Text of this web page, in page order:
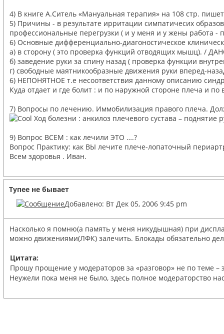
4) В книге А.Ситель «Мануальная терапия» на 108 стр.
5) Причины - в результате ирритации симпатичесих
профессиональные перегрузки ( и у меня и у жены работа
6) Основные дифференциально-диагоностическое
а) в сторону ( это проверка функций отводящих мышц). /
б) заведение руки за спину назад ( проверка функции
г) свободные маятникообразные движения руки вперед-
6) НЕПОНЯТНОЕ т.е несоответствия данному описанию
Куда отдает и где болит : и по наружной стороне плеча и
7) Вопросы по лечению. Иммобилизация правого плеча.
Ход болезни : анкилоз плечевого сустава –
9) Вопрос ВСЕМ : как лечили ЭТО ….?
Вопрос Практику: как ВЫ лечите плече-лопаточный
Всем здоровья . Иван.
Тупее не бывает
Добавлено: Вт Дек 05, 2006 9:45 pm
Насколько я помню(а память у меня никудышная) при
можно движениями(ЛФК) залечить. Блокады обязательно
Цитата:
Прошу прощение у модераторов за «разговор» не по теме –
Неужели пока меня не было, здесь полное модераторство